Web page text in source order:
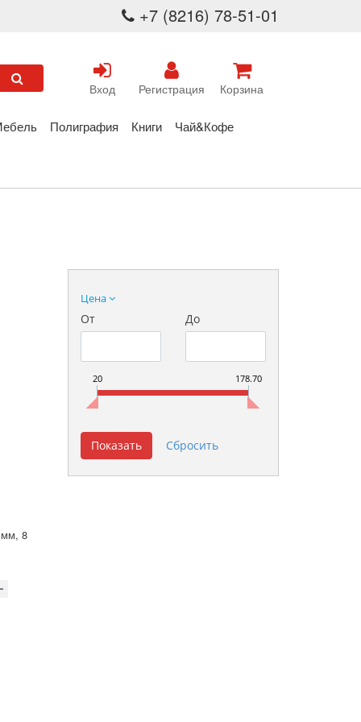
+7 (8216) 78-51-01
Вход Регистрация Корзина
Полиграфия Книги Чай&Кофе
Цена
От До
20 178.70
мм, 8